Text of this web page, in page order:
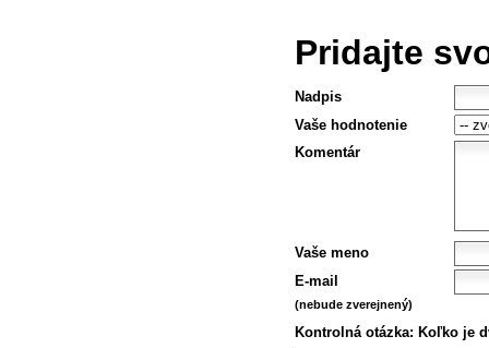
Pridajte
Nadpis
Vaše hodnotenie
Komentár
Vaše meno
E-mail
(nebude zverejnený)
Kontrolná otázka: Koľko je